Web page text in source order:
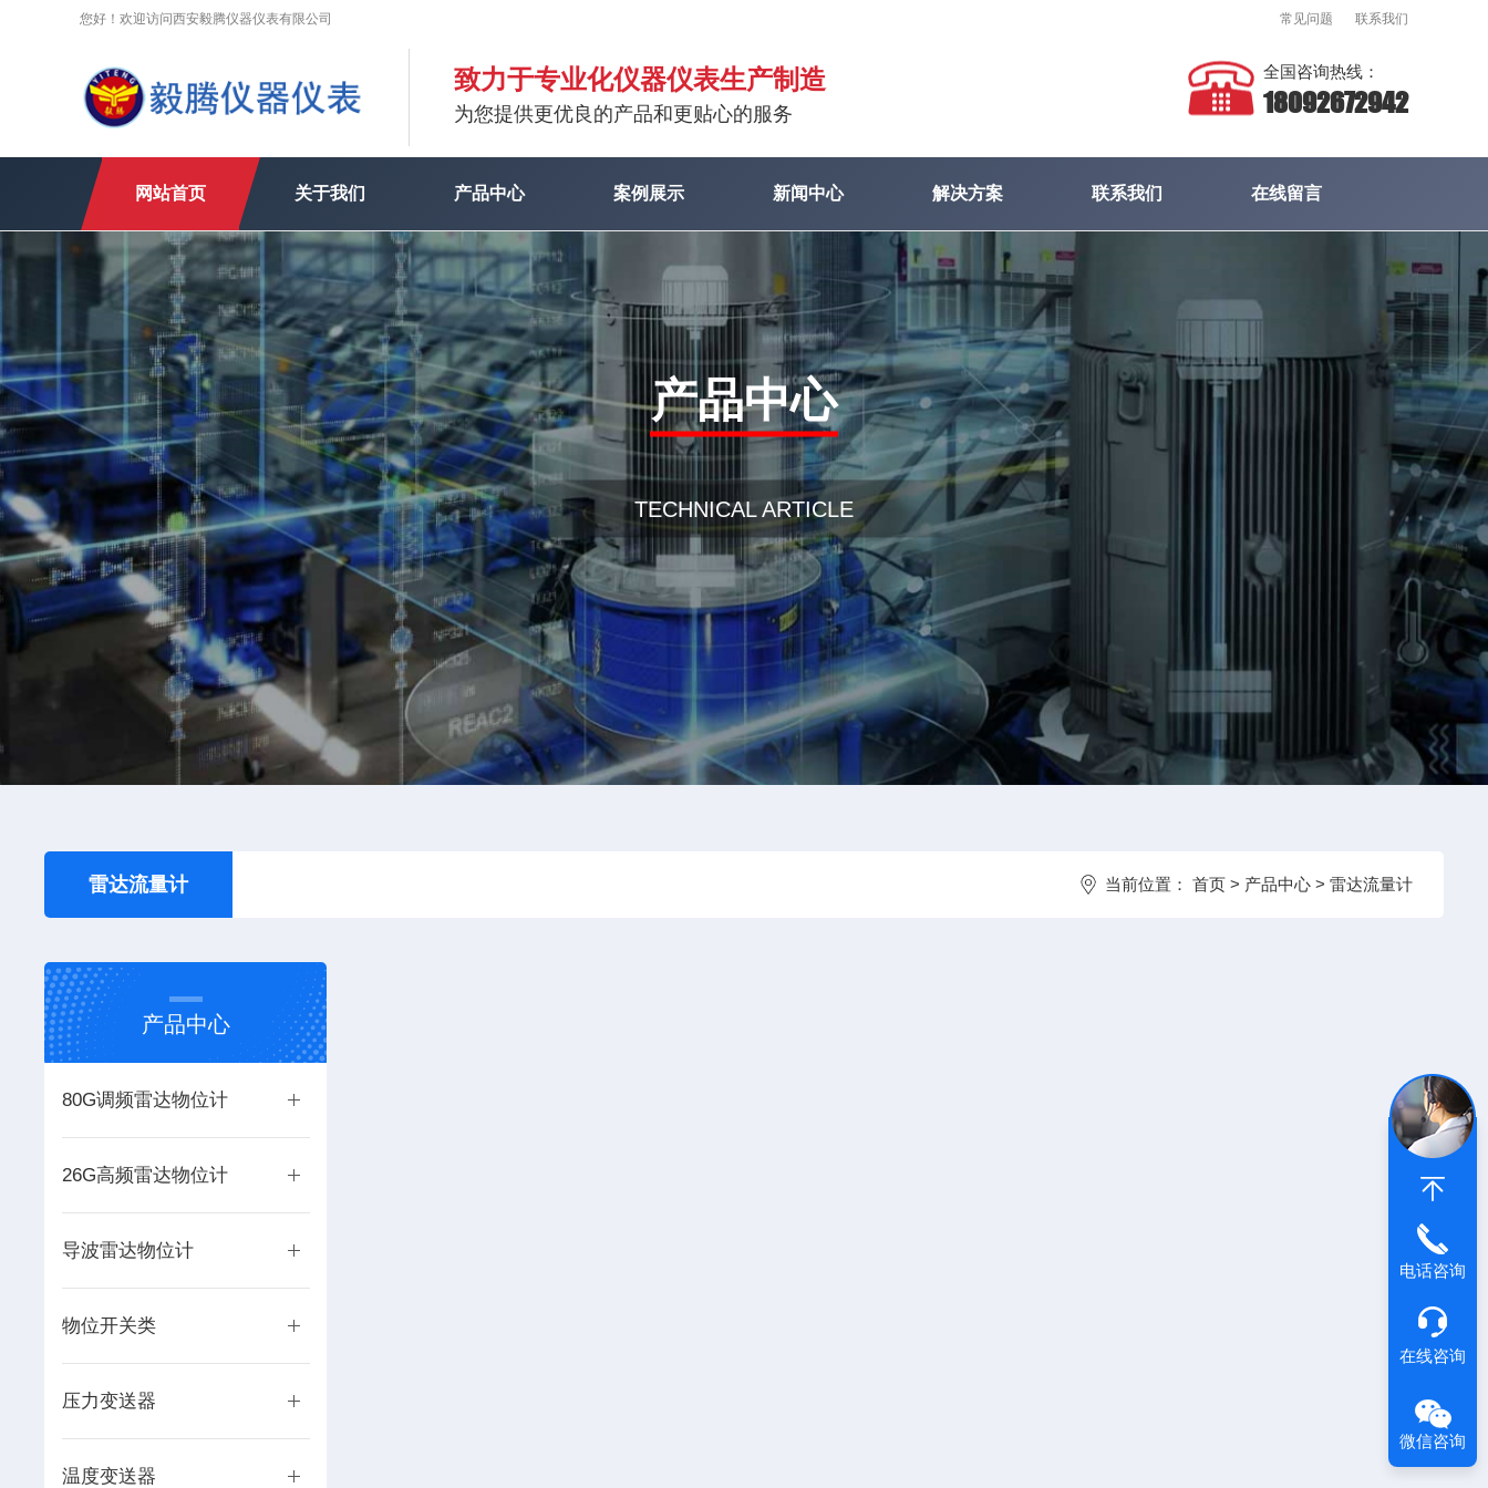
常见问题 联系我们
您好！欢迎访问西安毅腾仪器仪表有限公司
致力于专业化仪器仪表生产制造
为您提供更优良的产品和更贴心的服务
全国咨询热线：
18092672942
网站首页 关于我们 产品中心 案例展示 新闻中心 解决方案 联系我们 在线留言
产品中心
TECHNICAL ARTICLE
雷达流量计 当前位置： 首页> 产品中心> 雷达流量计
产品中心
80G调频雷达物位计
26G高频雷达物位计
导波雷达物位计
物位开关类
压力变送器
温度变送器
电话咨询
在线咨询
微信咨询